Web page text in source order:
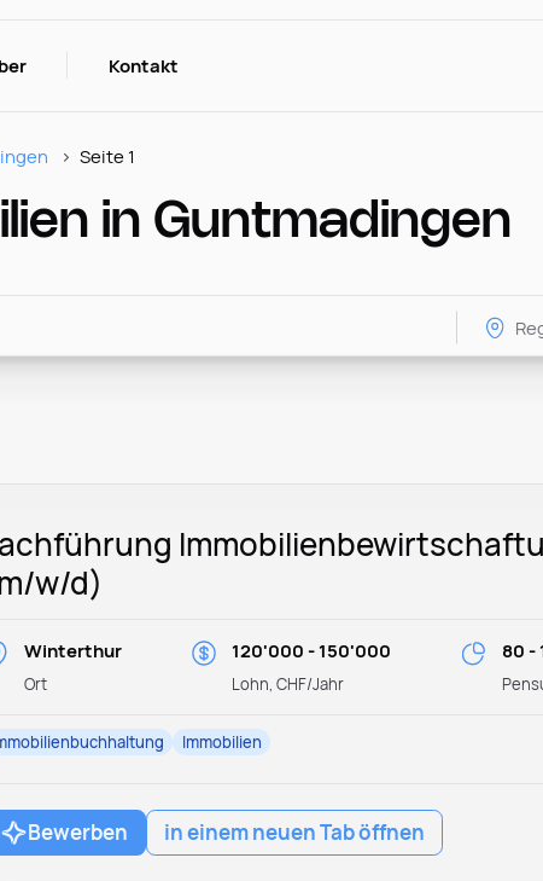
Kontakt
Seite 1
in Guntmadingen
w/d)
Winterthur
Ort
120'000 - 150'000
Lohn, CHF/Jahr
80 -
Immobilien
Bewerben in einem neuen Tab öffnen